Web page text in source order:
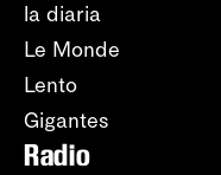
la diaria
Le Monde
Lento
Gigantes
Radio